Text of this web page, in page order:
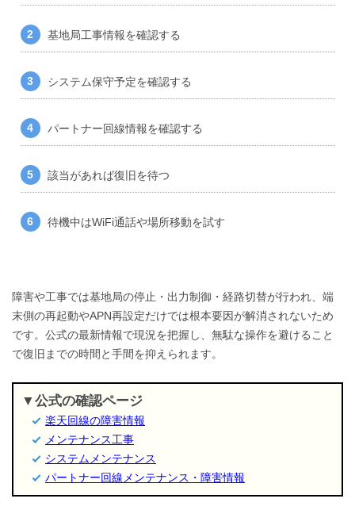
基地局工事情報を確認する
システム保守予定を確認する
パートナー回線情報を確認する
該当があれば復旧を待つ
待機中はWiFi通話や場所移動を試す
障害や工事では基地局の停止・出力制御・経路切替が行われ、端
末側の再起動やAPN再設定だけでは根本要因が解消されないため
です。公式の最新情報で現況を把握し、無駄な操作を避けること
で復旧までの時間と手間を抑えられます。
公式の確認ページ
楽天回線の障害情報
メンテナンス工事
システムメンテナンス
パートナー回線メンテナンス・障害情報